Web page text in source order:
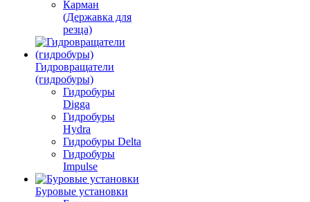
Карман
(Державка для
резца)
Гидровращатели
(гидробуры)
Гидробуры
Digga
Гидробуры
Hydra
Гидробуры Delta
Гидробуры
Impulse
Буровые установки